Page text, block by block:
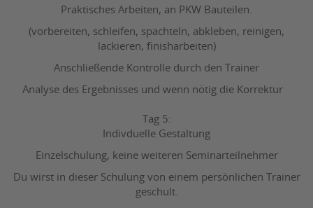
Praktisches Arbeiten, an PKW Bauteilen.
(vorbereiten, schleifen, spachteln, abkleben, reinigen,
lackieren, finisharbeiten)
Anschließende Kontrolle durch den Trainer
Analyse des Ergebnisses und wenn nötig die Korrektur
Tag 5:
Indivduelle Gestaltung
Einzelschulung, keine weiteren Seminarteilnehmer
Du wirst in dieser Schulung von einem persönlichen Trainer
geschult.